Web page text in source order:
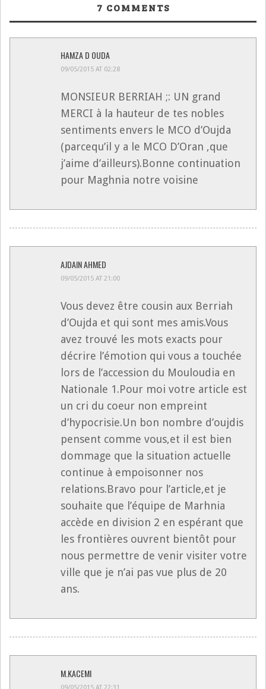
7 COMMENTS
HAMZA D OUDA
09/05/2015 AT 02:28
MONSIEUR BERRIAH ;: UN grand
MERCI à la hauteur de tes nobles
sentiments envers le MCO d’Oujda
(parcequ’il y a le MCO D’Oran ,que
j’aime d’ailleurs).Bonne continuation
pour Maghnia notre voisine
AJDAIN AHMED
09/05/2015 AT 21:00
Vous devez être cousin aux Berriah
d’Oujda et qui sont mes amis.Vous
avez trouvé les mots exacts pour
décrire l’émotion qui vous a touchée
lors de l’accession du Mouloudia en
Nationale 1.Pour moi votre article est
un cri du coeur non empreint
d’hypocrisie.Un bon nombre d’oujdis
pensent comme vous,et il est bien
dommage que la situation actuelle
continue à empoisonner nos
relations.Bravo pour l’article,et je
souhaite que l’équipe de Marhnia
accède en division 2 en espérant que
les frontières ouvrent bientôt pour
nous permettre de venir visiter votre
ville que je n’ai pas vue plus de 20
ans.
M.KACEMI